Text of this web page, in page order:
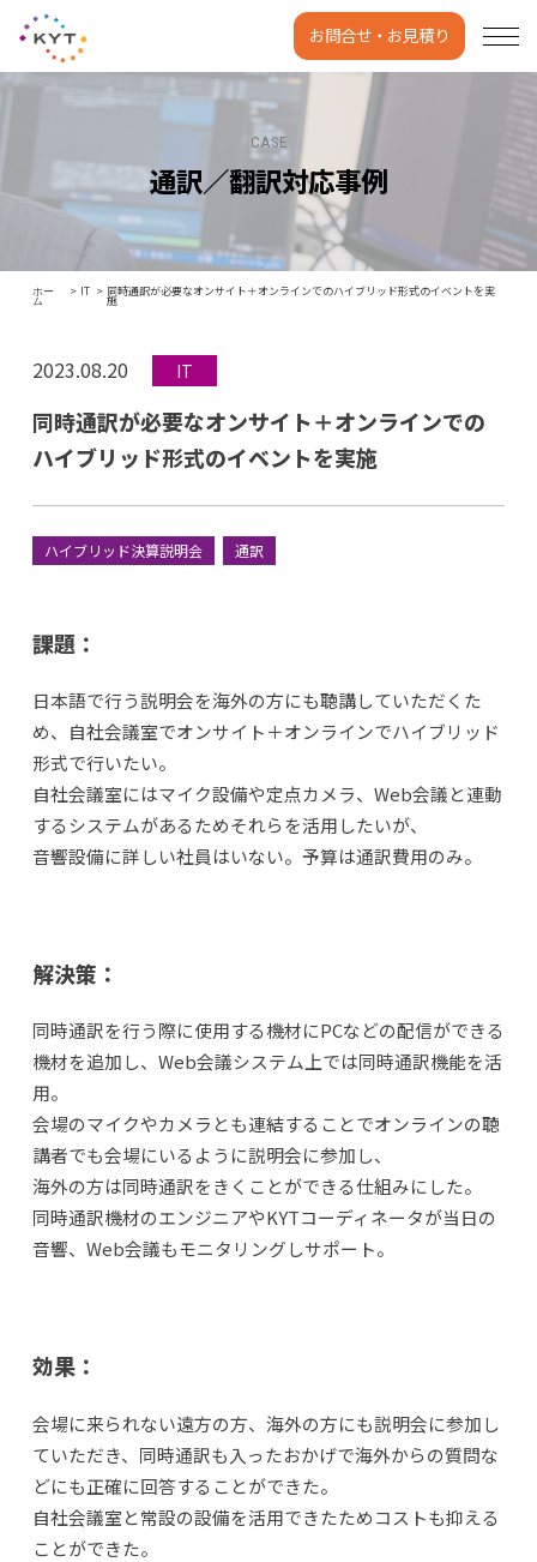
お問合せ・お見積り
CASE
通訳／翻訳対応事例
ホー
ム
IT 同時通訳が必要なオンサイト＋オンラインでのハイブリッド形式のイベントを実
施
2023.08.20 IT
同時通訳が必要なオンサイト＋オンラインでの
ハイブリッド形式のイベントを実施
ハイブリッド決算説明会 通訳
課題：
日本語で行う説明会を海外の方にも聴講していただくた
め、自社会議室でオンサイト＋オンラインでハイブリッド
形式で行いたい。
自社会議室にはマイク設備や定点カメラ、Web会議と連動
するシステムがあるためそれらを活用したいが、
音響設備に詳しい社員はいない。予算は通訳費用のみ。
解決策：
同時通訳を行う際に使用する機材にPCなどの配信ができる
機材を追加し、Web会議システム上では同時通訳機能を活
用。
会場のマイクやカメラとも連結することでオンラインの聴
講者でも会場にいるように説明会に参加し、
海外の方は同時通訳をきくことができる仕組みにした。
同時通訳機材のエンジニアやKYTコーディネータが当日の
音響、Web会議もモニタリングしサポート。
効果：
会場に来られない遠方の方、海外の方にも説明会に参加し
ていただき、同時通訳も入ったおかげで海外からの質問な
どにも正確に回答することができた。
自社会議室と常設の設備を活用できたためコストも抑える
ことができた。